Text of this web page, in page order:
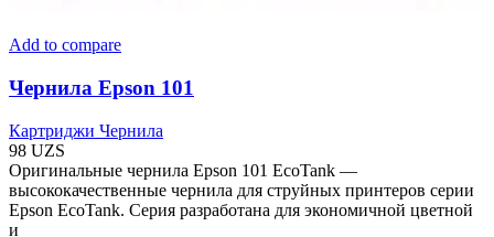
Add to compare
Чернила Epson 101
Картриджи Чернила
98 UZS
Оригинальные чернила Epson 101 EcoTank —
высококачественные чернила для струйных принтеров серии
Epson EcoTank. Серия разработана для экономичной цветной
и